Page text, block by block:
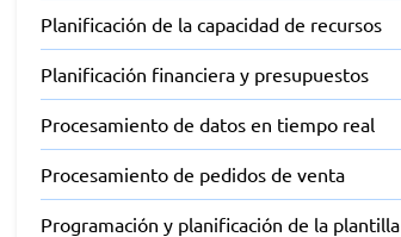
Planificación de la capacidad de recursos
Planificación financiera y presupuestos
Procesamiento de datos en tiempo real
Procesamiento de pedidos de venta
Programación y planificación de la plantilla